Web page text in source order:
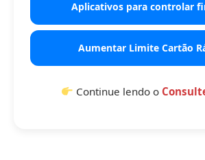
Aplicativos para controlar
Aumentar Limite Cartão
Continue lendo o